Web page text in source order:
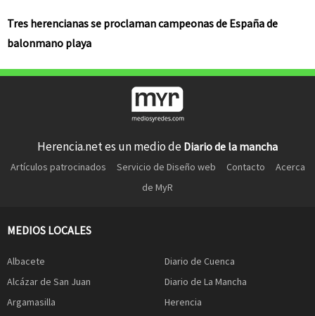
Tres herencianas se proclaman campeonas de España de
balonmano playa
Herencia.net es un medio de Diario de la mancha
Artículos patrocinados Servicio de Diseño web Contacto
Acerca
de MyR
MEDIOS LOCALES
Albacete
Alcázar de San Juan
Argamasilla
Diario de Cuenca
Diario de La Mancha
Herencia